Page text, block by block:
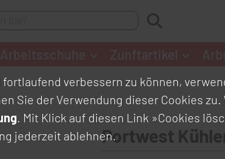
Portwest
verbessern zu können,
Sie der Verwendung dieser Cookies
. Mit Klick auf diesen Link »Cookies
jederzeit ablehnen.